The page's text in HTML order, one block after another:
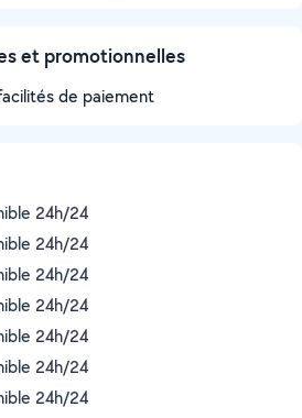
et promotionnelles
de paiement
24h/24
24h/24
24h/24
24h/24
24h/24
24h/24
24h/24